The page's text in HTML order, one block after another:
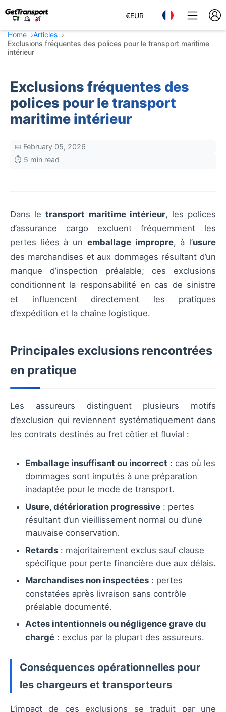
€EUR
Home
Articles
Exclusions fréquentes des polices pour le transport maritime
intérieur
Exclusions fréquentes des
polices pour le transport
maritime intérieur
📅 February 05, 2026
⏱️ 5 min read
Dans letransport maritime intérieur, les polices
d’assurance cargo excluent fréquemment les
pertes liées à un emballage impropre, à l’usure
des marchandises et aux dommages résultant d’un
manque d’inspection préalable; ces exclusions
conditionnent la responsabilité en cas de sinistre
et influencent directement les pratiques
d’expédition et la chaîne logistique.
Principales exclusions rencontrées
en pratique
Les assureurs distinguent plusieurs motifs
d’exclusion qui reviennent systématiquement dans
les contrats destinés au fret côtier et fluvial :
Emballage insuffisant ou incorrect : cas où les
dommages sont imputés à une préparation
inadaptée pour le mode de transport.
Usure, détérioration progressive : pertes
résultant d’un vieillissement normal ou d’une
mauvaise conservation.
Retards : majoritairement exclus sauf clause
spécifique pour perte financière due aux délais.
Marchandises non inspectées : pertes
constatées après livraison sans contrôle
préalable documenté.
Actes intentionnels ou négligence grave du
chargé : exclus par la plupart des assureurs.
Conséquences opérationnelles pour
les chargeurs et transporteurs
L’impact de ces exclusions se traduit par une